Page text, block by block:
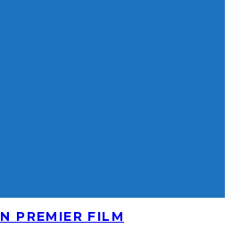
PREMIER FILM